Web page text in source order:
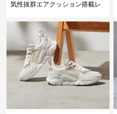
気性抜群エアクッション搭載レ